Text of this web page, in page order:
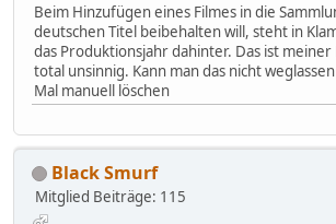
Beim Hinzufügen eines Filmes in die
deutschen Titel beibehalten will, steht in
das Produktionsjahr dahinter. Das ist
total unsinnig. Kann man das nicht
Mal manuell löschen
Black Smurf
Mitglied Beiträge: 115